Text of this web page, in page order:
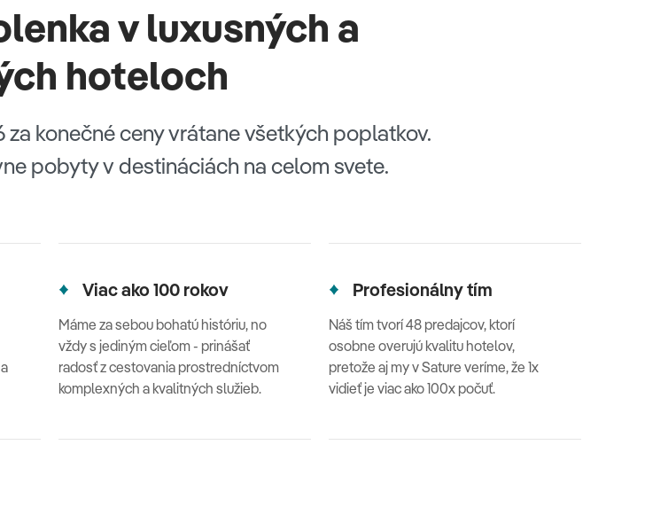
v luxusných a
hoteloch
konečné ceny vrátane všetkých poplatkov.
pobyty v destináciách na celom svete.
Viac ako 100 rokov
Máme za sebou bohatú históriu, no
vždy s jediným cieľom - prinášať
radosť z cestovania prostredníctvom
komplexných a kvalitných služieb.
Profesionálny tím
Náš tím tvorí 48 predajcov, ktorí
osobne overujú kvalitu hotelov,
pretože aj my v Sature veríme, že 1x
vidieť je viac ako 100x počuť.